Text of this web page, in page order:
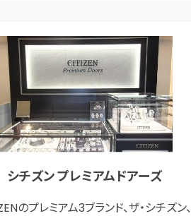
シチズン プレミアムドアーズ
のプレミアム3ブランド、ザ・シチズン、